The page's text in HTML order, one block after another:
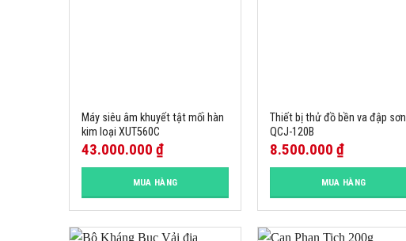
Máy siêu âm khuyết tật mối hàn
kim loại XUT560C
43.000.000 ₫
MUA HÀNG
Thiết bị thử đồ bền va đập sơn
QCJ-120B
8.500.000 ₫
MUA HÀNG